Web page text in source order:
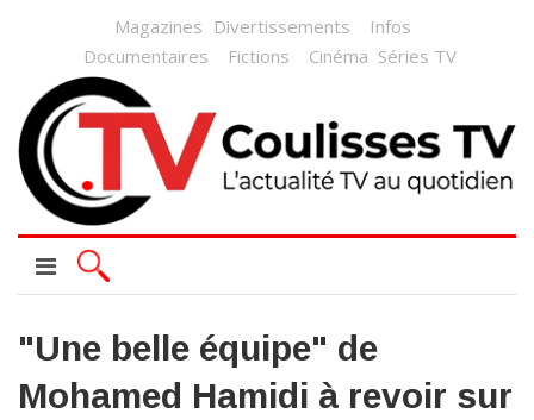
Magazines Divertissements
Infos
Documentaires
Fictions Cinéma Séries TV
"Une belle équipe" de
Mohamed Hamidi à revoir sur